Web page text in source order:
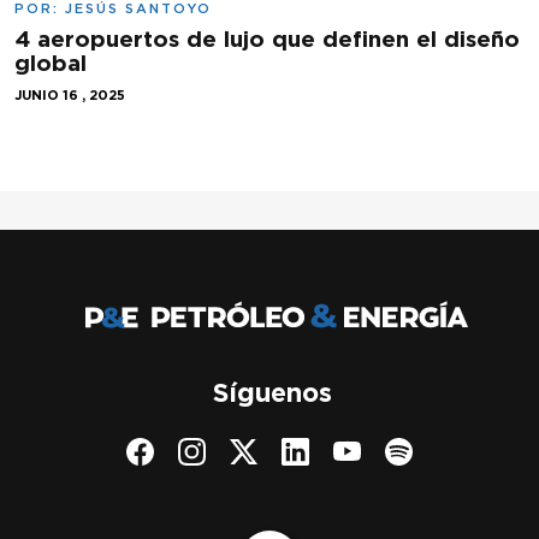
POR: JESÚS SANTOYO
4 aeropuertos de lujo que definen el diseño
global
JUNIO 16 , 2025
Síguenos